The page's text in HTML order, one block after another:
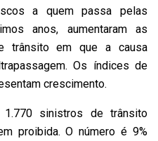
a quem passa pelas
anos, aumentaram as
trânsito em que a causa
Os índices de
crescimento.
sinistros de trânsito
proibida. O número é 9%